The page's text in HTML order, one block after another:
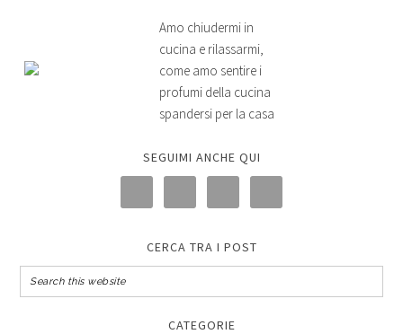
Amo chiudermi in
cucina e rilassarmi,
come amo sentire i
profumi della cucina
spandersi per la casa
SEGUIMI ANCHE QUI
CERCA TRA I POST
CATEGORIE